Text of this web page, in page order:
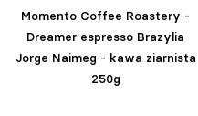
Momento Coffee Roastery -
Dreamer espresso Brazylia
Jorge Naimeg - kawa ziarnista
250g